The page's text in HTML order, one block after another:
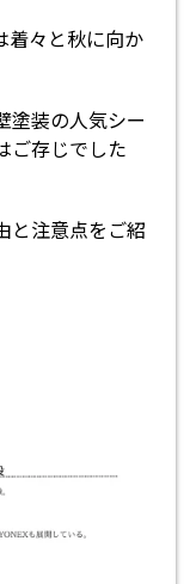
着々と秋に向か
塗装の人気シー
ご存じでした
と注意点をご紹